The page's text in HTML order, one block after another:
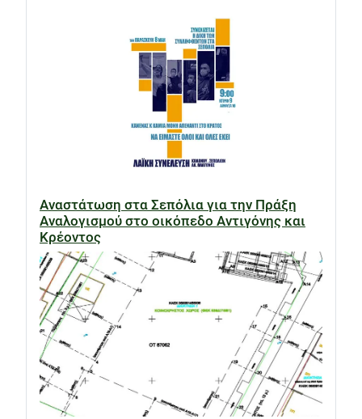
Αναστάτωση στα Σεπόλια για την Πράξη
Αναλογισμού στο οικόπεδο Αντιγόνης και
Κρέοντος